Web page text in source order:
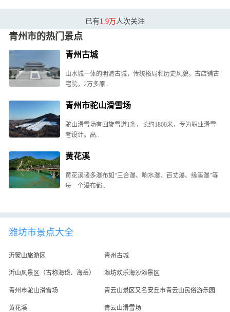
已有1.9万人次关注
青州市的热门景点
青州古城
山水城一体的明清古城，传统格局和历史风貌，古店铺古
宅院，2万多原..
青州市驼山滑雪场
驼山滑雪场有回旋雪道1条，长约1800米，专为职业滑雪
者设计。高..
黄花溪
黄花溪诸多瀑布如“三合瀑、响水瀑、百丈瀑、缘溪瀑”等
每一个瀑布都..
潍坊市景点大全
沂蒙山旅游区 青州古城
沂山风景区（古称海岱、海岳） 潍坊欢乐海沙滩景区
青州市驼山滑雪场 青云山景区又名安丘市青云山民俗游乐园
黄花溪 青云山滑雪场